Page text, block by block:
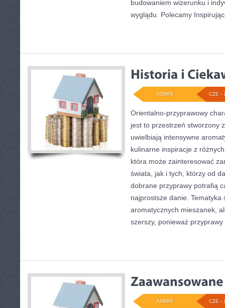
budowaniem wizerunku i
wyglądu. Polecamy
CZE -
ADMIN
Orientalno-przyprawowy
jest to przestrzeń stworzony
uwielbiają intensywne
kulinarne inspiracje z
która może zainteresować
świata, jak i tych, którzy od
dobrane przyprawy potrafią
najprostsze danie. Tematyka
aromatycznych mieszanek,
szerszy, ponieważ przyprawy
CZE -
ADMIN